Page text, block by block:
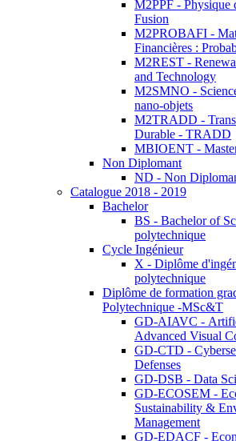
M2PPF - Physique
Fusion
M2PROBAFI -
Financières :
M2REST -
and Technology
M2SMNO -
nano-objets
M2TRADD -
Durable - TRADD
MBIOENT -
Non Diplomant
ND - Non
Catalogue 2018 - 2019
Bachelor
BS - Bachelor of
polytechnique
Cycle Ingénieur
X - Diplôme
polytechnique
Diplôme de formation
Polytechnique -MSc&T
GD-AIAVC -
Advanced Visual
GD-CTD -
Defenses
GD-DSB - Data
GD-ECOSEM -
Sustainability &
Management
GD-EDACF -